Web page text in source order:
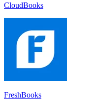
CloudBooks
FreshBooks